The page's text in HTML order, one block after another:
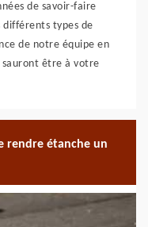
de savoir-faire
différents types de
de notre équipe en
sauront être à votre
rendre étanche un